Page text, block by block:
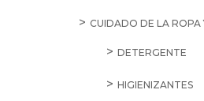
CUIDADO DE LA ROPA
DETERGENTE
HIGIENIZANTES